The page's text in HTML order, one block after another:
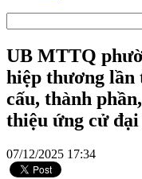
UB MTTQ
hiệp thương lần
cấu, thành
thiệu ứng cử
07/12/2025 17:34